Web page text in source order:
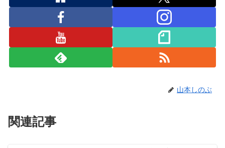
山本しのぶ
関連記事